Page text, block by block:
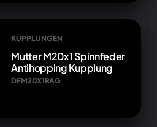
KUPPLUNGEN
Mutter M20x1 Spinnfeder
Antihopping Kupplung
DFM20X1RAG